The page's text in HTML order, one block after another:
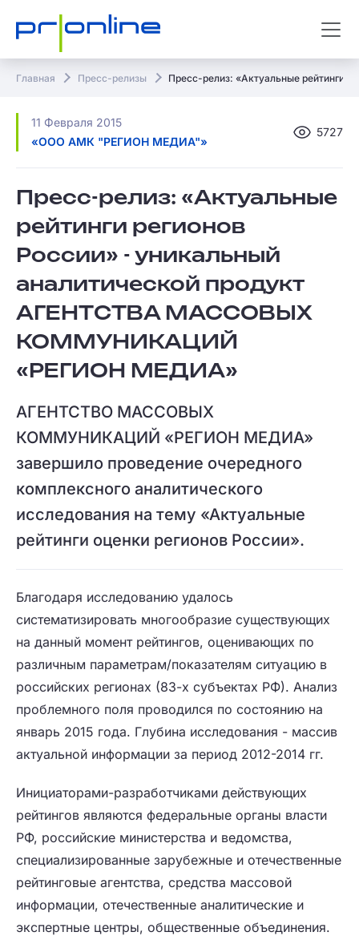
Главная Пресс-релизы Пресс-релиз: «Актуальные
11 Февраля 2015
«ООО АМК "РЕГИОН МЕДИА"»
5727
Пресс-релиз: «Актуальные
рейтинги регионов
России» - уникальный
аналитической продукт
АГЕНТСТВА МАССОВЫХ
КОММУНИКАЦИЙ
«РЕГИОН МЕДИА»
АГЕНТСТВО МАССОВЫХ
КОММУНИКАЦИЙ «РЕГИОН МЕДИА»
завершило проведение очередного
комплексного аналитического
исследования на тему «Актуальные
рейтинги оценки регионов России».
Благодаря исследованию удалось
систематизировать многообразие существующих
на данный момент рейтингов, оценивающих по
различным параметрам/показателям ситуацию в
российских регионах (83-х субъектах РФ). Анализ
проблемного поля проводился по состоянию на
январь 2015 года. Глубина исследования - массив
актуальной информации за период 2012-2014 гг.
Инициаторами-разработчиками действующих
рейтингов являются федеральные органы власти
РФ, российские министерства и ведомства,
специализированные зарубежные и отечественные
рейтинговые агентства, средства массовой
информации, отечественные аналитические и
экспертные центры, общественные объединения.